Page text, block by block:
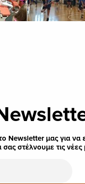
Newsletter μας για
σας στέλνουμε τις